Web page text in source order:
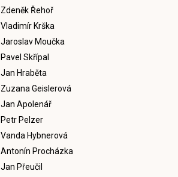
Zdeněk Řehoř
Vladimír Krška
Jaroslav Moučka
Pavel Skřípal
Jan Hraběta
Zuzana Geislerová
Jan Apolenář
Petr Pelzer
Vanda Hybnerová
Antonín Procházka
Jan Přeučil